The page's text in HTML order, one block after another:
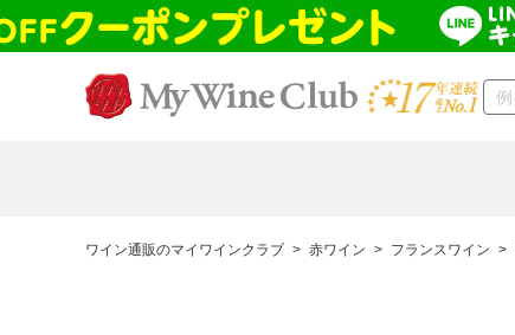
ワイン通販のマイワインクラブ > 赤ワイン > フランスワイン >